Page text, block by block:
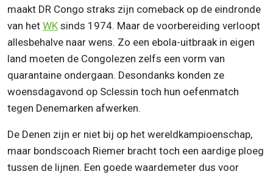
maakt DR Congo straks zijn comeback op de eindronde
van het WK sinds 1974. Maar de voorbereiding verloopt
allesbehalve naar wens. Zo een ebola-uitbraak in eigen
land moeten de Congolezen zelfs een vorm van
quarantaine ondergaan. Desondanks konden ze
woensdagavond op Sclessin toch hun oefenmatch
tegen Denemarken afwerken.
De Denen zijn er niet bij op het wereldkampioenschap,
maar bondscoach Riemer bracht toch een aardige ploeg
tussen de lijnen. Een goede waardemeter dus voor